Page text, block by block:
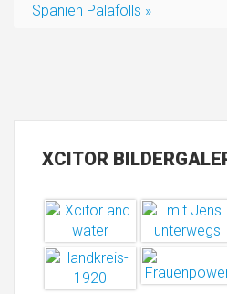
Spanien Palafolls »
XCITOR